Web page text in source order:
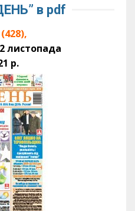
в pdf
листопада
р.